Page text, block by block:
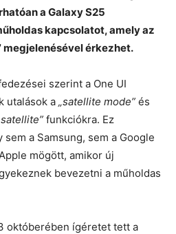
a Galaxy S25
kapcsolatot, amely az
megjelenésével érkezhet.
szerint a One UI
utalások a „satellite mode” és
funkciókra. Ez
a Samsung, sem a Google
mögött, amikor új
bevezetni a műholdas
októberében ígéretet tett a